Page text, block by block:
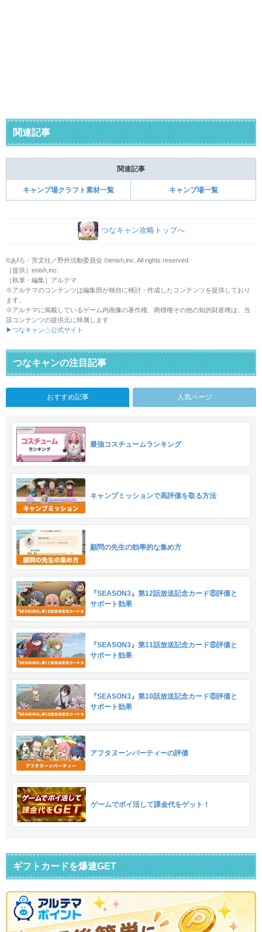
関連記事
関連記事
キャンプ場クラフト素材一覧 キャンプ場一覧
つなキャン攻略トップへ
©あfろ・芳文社／野外活動委員会 ©enish,inc. All rights reserved.
［提供］enish,inc.
［執筆・編集］アルテマ
※アルテマのコンテンツは編集部が独自に検討・作成したコンテンツを提供しており
ます。
※アルテマに掲載しているゲーム内画像の著作権、商標権その他の知的財産権は、当
該コンテンツの提供元に帰属します
▶つなキャン△公式サイト
つなキャンの注目記事
おすすめ記事 人気ページ
最強コスチュームランキング
キャンプミッションで高評価を取る方法
顧問の先生の効率的な集め方
『SEASON3』第12話放送記念カード⑧評価と
サポート効果
『SEASON3』第11話放送記念カード⑧評価と
サポート効果
『SEASON3』第10話放送記念カード⑧評価と
サポート効果
アフタヌーンパーティーの評価
ゲームでポイ活して課金代をゲット！
ギフトカードを爆速GET